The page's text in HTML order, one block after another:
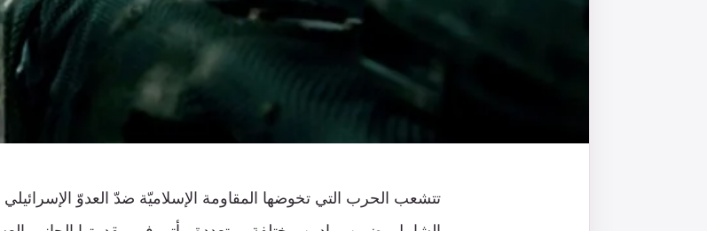
تتشعب الحرب التي تخوضها المقاومة الإسلاميّة ضدّ العدوّ